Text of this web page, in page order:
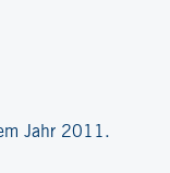
Jahr 2011.